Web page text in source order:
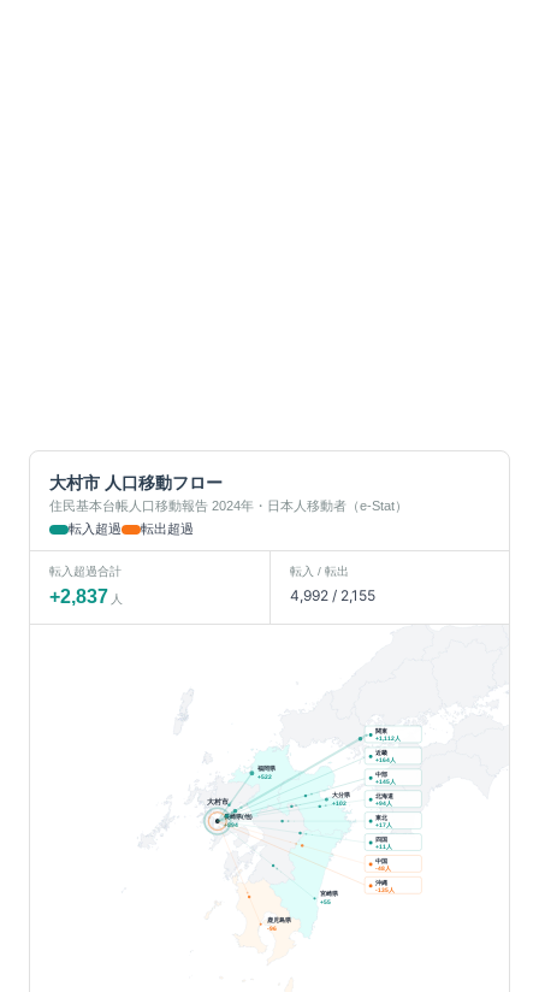
大村市 人口移動フロー
住民基本台帳人口移動報告 2024年・日本人移動者（e-Stat）
転入超過
転出超過
転入超過合計
+2,837 人
転入 / 転出
4,992/ 2,155
長崎県(他)
+894
福岡県
+522
大分県
+102
宮崎県
+55
鹿児島県
-96
大村市
関東
+1,112人
近畿
+164人
中部
+145人
北海道
+94人
東北
+17人
四国
+11 人
中国
-48人
沖縄
-135人